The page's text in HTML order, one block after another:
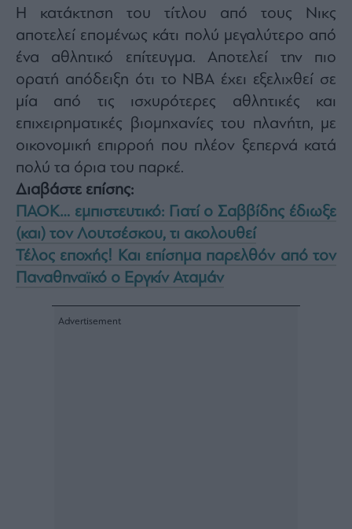
Η κατάκτηση του τίτλου από τους Νικς
αποτελεί επομένως κάτι πολύ μεγαλύτερο από
ένα αθλητικό επίτευγμα. Αποτελεί την πιο
ορατή απόδειξη ότι το NBA έχει εξελιχθεί σε
μία από τις ισχυρότερες αθλητικές και
επιχειρηματικές βιομηχανίες του πλανήτη, με
οικονομική επιρροή που πλέον ξεπερνά κατά
πολύ τα όρια του παρκέ.
Διαβάστε επίσης:
ΠΑΟΚ… εμπιστευτικό: Γιατί ο Σαββίδης έδιωξε
(και) τον Λουτσέσκου, τι ακολουθεί
Τέλος εποχής! Και επίσημα παρελθόν από τον
Παναθηναϊκό ο Εργκίν Αταμάν